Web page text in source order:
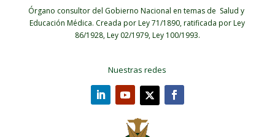
Órgano consultor del Gobierno Nacional en temas de Salud y
Educación Médica. Creada por Ley 71/1890, ratificada por Ley
86/1928, Ley 02/1979, Ley 100/1993.
Nuestras redes